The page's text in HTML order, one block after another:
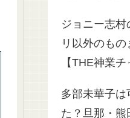
ジョニー志
リ以外のも
【THE神業チ
多部未華子は
た？旦那・